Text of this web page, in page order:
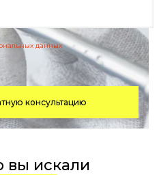
данных
консультацию
вы искали